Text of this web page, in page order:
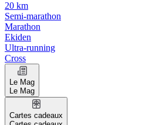
20 km
Semi-marathon
Marathon
Ekiden
Ultra-running
Cross
Le Mag
Le Mag
Cartes cadeaux